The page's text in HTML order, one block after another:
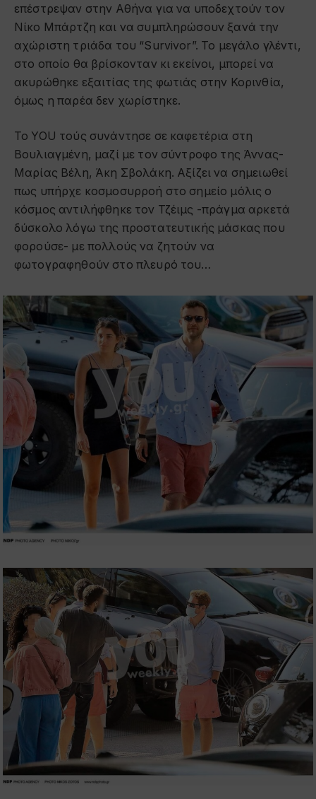
επέστρεψαν στην Αθήνα για να υποδεχτούν τον
Νίκο Μπάρτζη και να συμπληρώσουν ξανά την
αχώριστη τριάδα του “Survivor”. Το μεγάλο γλέντι,
στο οποίο θα βρίσκονταν κι εκείνοι, μπορεί να
ακυρώθηκε εξαιτίας της φωτιάς στην Κορινθία,
όμως η παρέα δεν χωρίστηκε.
Το YOU τούς συνάντησε σε καφετέρια στη
Βουλιαγμένη, μαζί με τον σύντροφο της Άννας-
Μαρίας Βέλη, Άκη Σβολάκη. Αξίζει να σημειωθεί
πως υπήρχε κοσμοσυρροή στο σημείο μόλις ο
κόσμος αντιλήφθηκε τον Τζέιμς -πράγμα αρκετά
δύσκολο λόγω της προστατευτικής μάσκας που
φορούσε- με πολλούς να ζητούν να
φωτογραφηθούν στο πλευρό του…